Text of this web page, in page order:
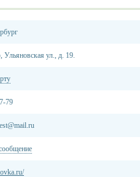
Ульяновская ул., д. 19.
79